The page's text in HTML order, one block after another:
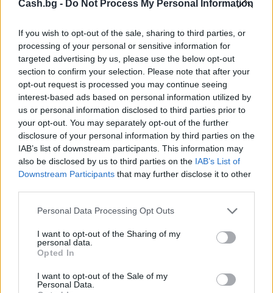
Cash.bg - Do Not Process My Personal Information
If you wish to opt-out of the sale, sharing to third parties, or
processing of your personal or sensitive information for
targeted advertising by us, please use the below opt-out
section to confirm your selection. Please note that after your
opt-out request is processed you may continue seeing
interest-based ads based on personal information utilized by
us or personal information disclosed to third parties prior to
your opt-out. You may separately opt-out of the further
disclosure of your personal information by third parties on the
IAB’s list of downstream participants. This information may
also be disclosed by us to third parties on the IAB’s List of
Downstream Participants that may further disclose it to other
Personal Data Processing Opt Outs
I want to opt-out of the Sharing of my
personal data.
Opted In
I want to opt-out of the Sale of my
Personal Data.
Изпълнителният директор на Revolut
може да стане най-богатият
европеец
06.08.2026 / 13:00